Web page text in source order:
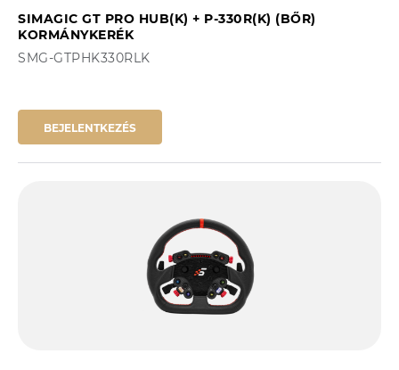
SIMAGIC GT PRO HUB(K) + P-330R(K) (BŐR)
KORMÁNYKERÉK
SMG-GTPHK330RLK
BEJELENTKEZÉS